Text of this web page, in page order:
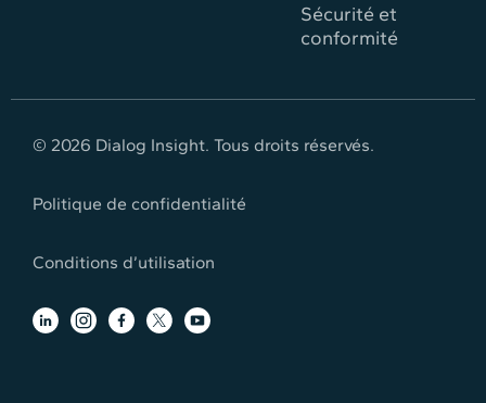
Sécurité et
conformité
© 2026 Dialog Insight. Tous droits réservés.
Politique de conﬁdentialité
Conditions d’utilisation